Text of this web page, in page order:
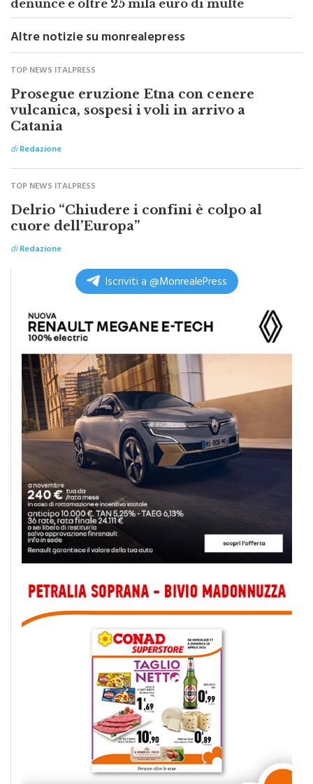
Controlli interforze allo Zen: un arresto,
denunce e oltre 25 mila euro di multe
Altre notizie su monrealepress
TOP NEWS ITALPRESS
Prosegue eruzione Etna con cenere
vulcanica, sospesi i voli in arrivo a
Catania
diRedazione
TOP NEWS ITALPRESS
Delrio “Chiudere i confini è colpo al
cuore dell’Europa”
di